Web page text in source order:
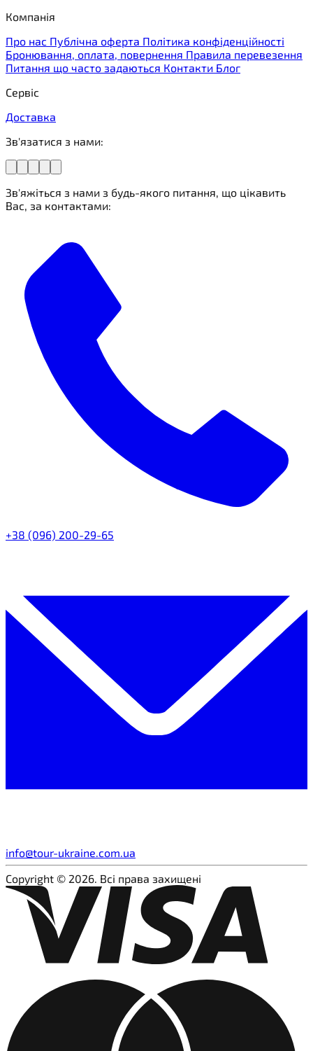
Компанія
Про нас Публічна оферта Політика конфіденційності
Бронювання, оплата, повернення Правила перевезення
Питання що часто задаються Контакти Блог
Сервіс
Доставка
Зв'язатися з нами:
Зв'яжіться з нами з будь-якого питання, що цікавить
Вас, за контактами:
+38 (096) 200-29-65
info@tour-ukraine.com.ua
Copyright © 2026. Всі права захищені